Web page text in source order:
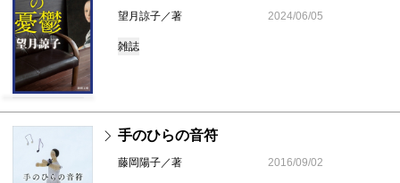
望月諒子／著 2024/06/05
雑誌
手のひらの音符
藤岡陽子／著 2016/09/02